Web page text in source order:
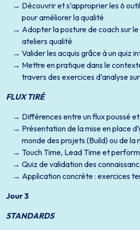
Découvrir et s’approprier les 6
pour améliorer la qualité
Adopter la posture de coach sur
ateliers qualité
Valider les acquis grâce à un quiz
Mettre en pratique dans le
travers des exercices d’analyse
FLUX TIRÉ
Différences entre un flux poussé
Présentation de la mise en place
monde des projets (Build) ou de
Touch Time, Lead Time et
Quiz de validation des
Application concrète : exercices
Jour 3
STANDARDS